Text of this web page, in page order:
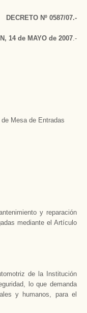
DECRETO Nº 0587/07.-
14 de MAYO de 2007.-
Mesa de Entradas
y reparación
mediante el Artículo
de la Institución
lo que demanda
y humanos, para el